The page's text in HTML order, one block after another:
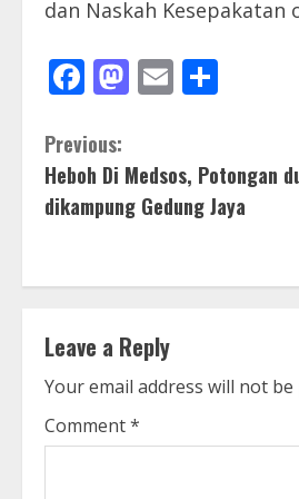
dan Naskah Kesepakatan
Facebook
Mastodon
Email
C
o
t
i
n
u
Previous:
Heboh Di Medsos, Potongan
dikampung Gedung Jaya
Leave a Reply
Your email address will not be
Comment*